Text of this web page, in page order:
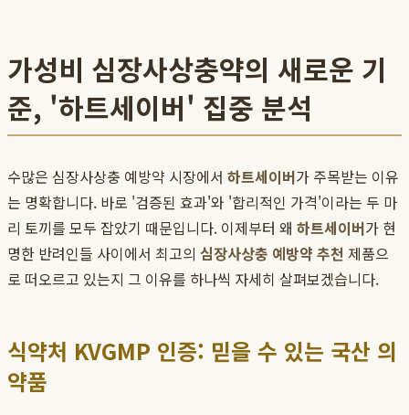
가성비 심장사상충약의 새로운 기
준, '하트세이버' 집중 분석
수많은 심장사상충 예방약 시장에서 하트세이버가 주목받는 이유
는 명확합니다. 바로 '검증된 효과'와 '합리적인 가격'이라는 두 마
리 토끼를 모두 잡았기 때문입니다. 이제부터 왜 하트세이버가 현
명한 반려인들 사이에서 최고의 심장사상충 예방약 추천 제품으
로 떠오르고 있는지 그 이유를 하나씩 자세히 살펴보겠습니다.
식약처 KVGMP 인증: 믿을 수 있는 국산 의
약품